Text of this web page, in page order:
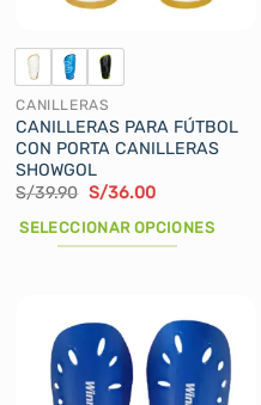
la
página
de
producto
CANILLERAS
CANILLERAS PARA FÚTBOL
CON PORTA CANILLERAS
SHOWGOL
S/39.90 El
original
era:
S/36.00El
actual
es:
SELECCIONAR OPCIONES
múltiples
variantes.